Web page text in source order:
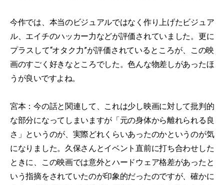
今作では、本当のビジュアルではなく作り上げたビジュア
ル、エイチのハッカー力などが評価されていました。更に
プラスして“オタク力”が評価されているところが、この映
画のすごく好きなところでした。色んな物差しがあったほ
うが良いですよね。
宮本：今の話と関連して、これは少し映画に対して批判的
な部分になってしまいますが「元の身体から離れられる良
さ」というのが、実際どれくらいあったのかというのが気
になりました。久保さんとイベント直前に打ち合わせした
ときに、この映画では意外とハードウェア格差があったと
いう指摘をされていたのが印象的だったのですが、確かに